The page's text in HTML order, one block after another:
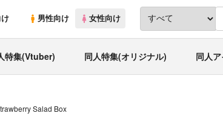
男性向け 女性向け
特集(Vtuber) 同人特集(オリジナル) 同人
Salad Box